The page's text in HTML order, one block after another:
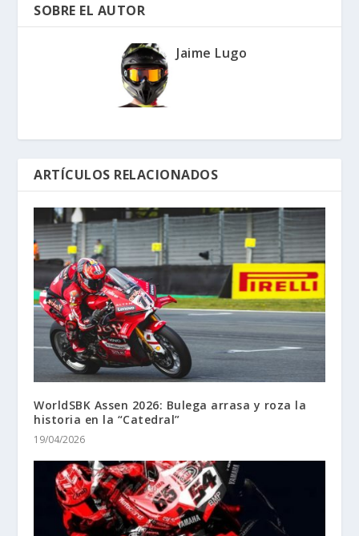
SOBRE EL AUTOR
Jaime Lugo
ARTÍCULOS RELACIONADOS
WorldSBK Assen 2026: Bulega arrasa y roza la
historia en la “Catedral”
19/04/2026